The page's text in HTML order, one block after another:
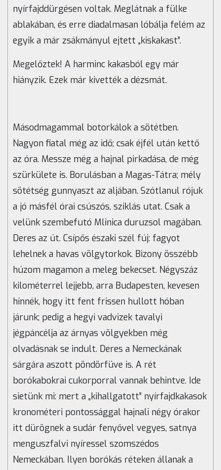
nyírfajddürgésen voltak. Meglátnak a fülke
ablakában, és erre diadalmasan lóbálja felém az
egyik a már zsákmányul ejtett „kiskakast”.
Megelőztek! A harminc kakasból egy már
hiányzik. Ezek már kivették a dézsmát.
Másodmagammal botorkálok a sötétben.
Nagyon fiatal még az idő; csak éjfél után kettő
az óra. Messze még a hajnal pirkadása, de még
szürkülete is. Borulásban a Magas-Tátra; mély
sötétség gunnyaszt az aljában. Szótlanul rójuk
a jó másfél órai csúszós, sziklás utat. Csak a
velünk szembefutó Mlinica duruzsol magában.
Deres az út. Csípős északi szél fúj: fagyot
lehelnek a havas völgytorkok. Bizony összébb
húzom magamon a meleg bekecset. Négyszáz
kilométerrel lejjebb, arra Budapesten, kevesen
hinnék, hogy itt fent frissen hullott hóban
járunk; pedig a hegyi vadvizek tavalyi
jégpáncélja az árnyas völgyekben még
olvadásnak se indult. Deres a Nemeckának
sárgára aszott pöndörfüve is. A rét
borókabokrai cukorporral vannak behintve. Ide
sietünk mi: mert a „kihallgatott” nyírfajdkakasok
kronométeri pontossággal hajnali négy órakor
itt dürögnek a sudár fenyővel vegyes, satnya
menguszfalvi nyíressel szomszédos
Nemeckában. Ilyen borókás réteken állanak a